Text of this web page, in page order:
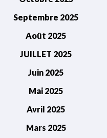
Septembre 2025
Août 2025
JUILLET 2025
Juin 2025
Mai 2025
Avril 2025
Mars 2025